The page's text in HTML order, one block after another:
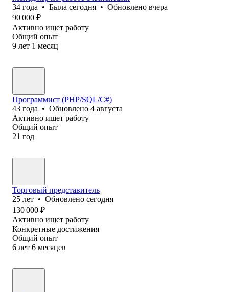
34 года • Была сегодня • Обновлено вчера
90 000 ₽
Активно ищет работу
Общий опыт
9 лет 1 месяц
Программист (PHP/SQL/C#)
43 года • Обновлено 4 августа
Активно ищет работу
Общий опыт
21 год
Торговый представитель
25 лет • Обновлено сегодня
130 000 ₽
Активно ищет работу
Конкретные достижения
Общий опыт
6 лет 6 месяцев